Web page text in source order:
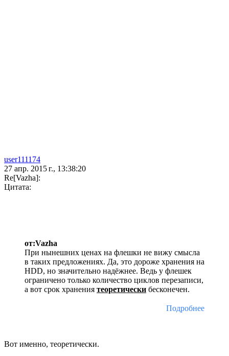
user111174
27 апр. 2015 г., 13:38:20
Re[Vazha]:
Цитата:
от:Vazha
При нынешних ценах на флешки не вижу смысла
в таких предложениях. Да, это дороже хранения на
HDD, но значительно надёжнее. Ведь у флешек
ограничено только количество циклов перезаписи,
а вот срок хранения теоретически бесконечен.
Подробнее
Вот именно, теоретически.